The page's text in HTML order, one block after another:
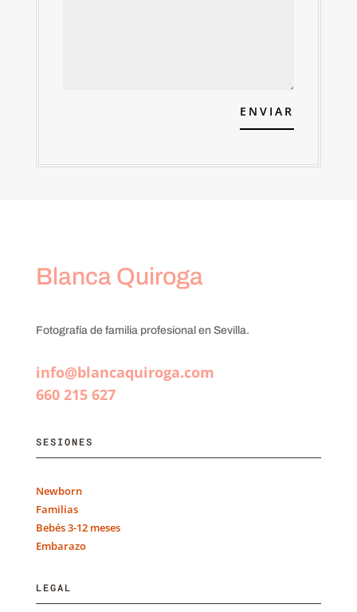
ENVIAR
Blanca Quiroga
Fotografía de familia profesional en Sevilla.
info@blancaquiroga.com
660 215 627
SESIONES
Newborn
Familias
Bebés 3-12 meses
Embarazo
LEGAL